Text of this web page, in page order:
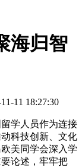
海归智
11 18:27:30
学人员作为连接
科技创新、文化
美同学会深入学
论述，牢牢把